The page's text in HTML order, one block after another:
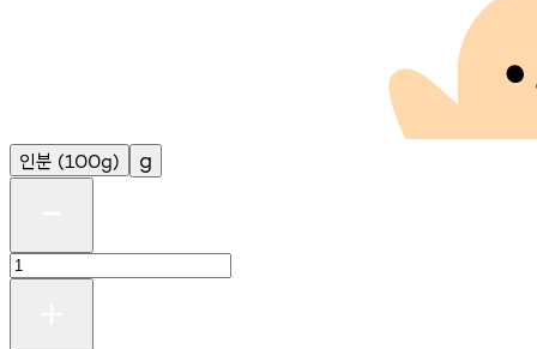
인분 (100g) g